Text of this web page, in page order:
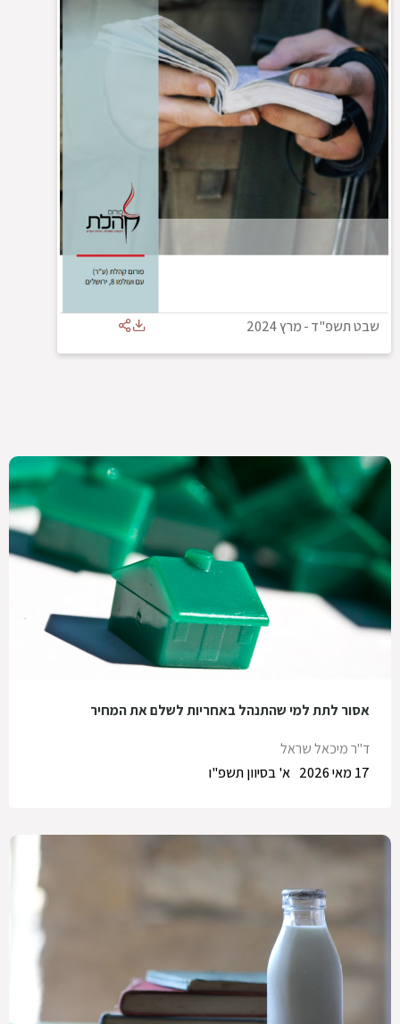
שבט תשפ"ד-מרץ 2024
אסור לתת למי שהתנהל באחריות לשלם את המחיר
ד"ר מיכאל שראל
א' בסיוון תשפ"ו
17 מאי 2026